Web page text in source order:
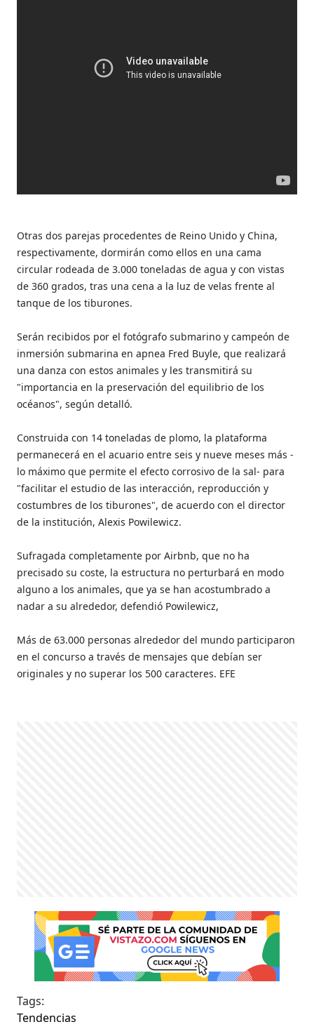
Otras dos parejas procedentes de Reino Unido y China,
respectivamente, dormirán como ellos en una cama
circular rodeada de 3.000 toneladas de agua y con vistas
de 360 grados, tras una cena a la luz de velas frente al
tanque de los tiburones.
Serán recibidos por el fotógrafo submarino y campeón de
inmersión submarina en apnea Fred Buyle, que realizará
una danza con estos animales y les transmitirá su
"importancia en la preservación del equilibrio de los
océanos", según detalló.
Construida con 14 toneladas de plomo, la plataforma
permanecerá en el acuario entre seis y nueve meses más -
lo máximo que permite el efecto corrosivo de la sal- para
"facilitar el estudio de las interacción, reproducción y
costumbres de los tiburones", de acuerdo con el director
de la institución, Alexis Powilewicz.
Sufragada completamente por Airbnb, que no ha
precisado su coste, la estructura no perturbará en modo
alguno a los animales, que ya se han acostumbrado a
nadar a su alrededor, defendió Powilewicz,
Más de 63.000 personas alrededor del mundo participaron
en el concurso a través de mensajes que debían ser
originales y no superar los 500 caracteres. EFE
Tags:
Tendencias